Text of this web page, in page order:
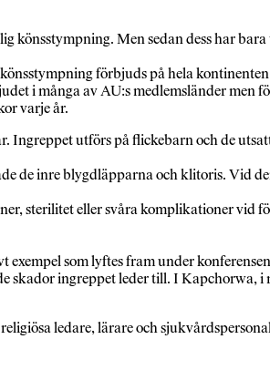
Men sedan dess har
förbjuds på hela
i många av AU:s medlemsländer men
varje år.
Ingreppet utförs på flickebarn och de
de inre blygdläpparna och klitoris. Vid
sterilitet eller svåra komplikationer vid
som lyftes fram under
skador ingreppet leder till. I Kapchorwa, i
ledare, lärare och